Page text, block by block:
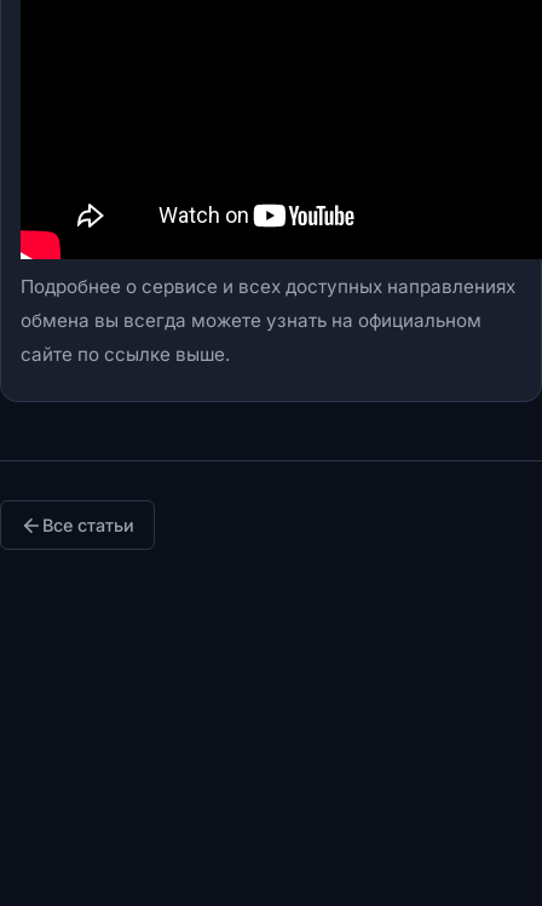
Подробнее о сервисе и всех доступных направлениях
обмена вы всегда можете узнать на официальном
сайте по ссылке выше.
Все статьи